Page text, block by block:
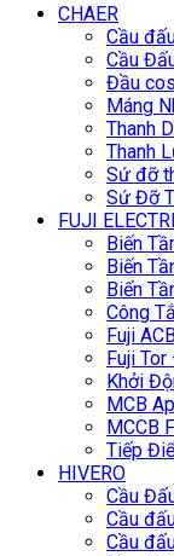
CHAER
Cầu
Cầu
Đầu
Máng
Thanh
Thanh
Sứ đỡ
Sứ Đỡ
FUJI
Biến
Biến
Biến
Công
Fuji
Fuji
Khởi
MCB
MCCB
Tiếp
HIVERO
Cầu
Cầu
Cầu